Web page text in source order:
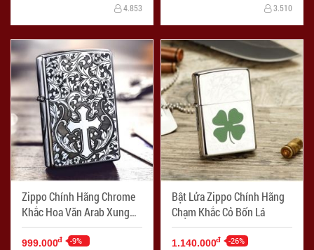
4.853 3.510
Zippo Chính Hãng Chrome
Khắc Hoa Văn Arab Xung
Quanh Chữ Thập
999.000đ -9%
Bật Lửa Zippo Chính Hãng
Chạm Khắc Cỏ Bốn Lá
1.140.000đ -26%